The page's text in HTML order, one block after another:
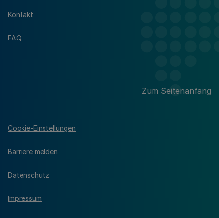
Kontakt
FAQ
Zum Seitenanfang
Cookie-Einstellungen
Barriere melden
Datenschutz
Impressum